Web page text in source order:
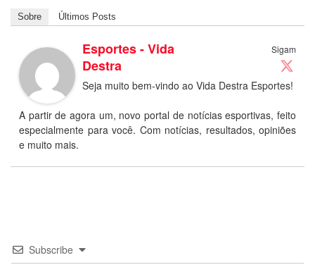
Sobre Últimos Posts
Sigam
Esportes - Vida
Destra
Seja muito bem-vindo ao Vida Destra Esportes!
A partir de agora um, novo portal de notícias esportivas, feito
especialmente para você. Com notícias, resultados, opiniões
e muito mais.
Subscribe